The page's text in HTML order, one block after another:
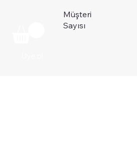
Müşteri
Sayısı